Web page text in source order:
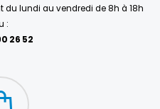
du lundi au vendredi de 8h à 18h
:
26 52